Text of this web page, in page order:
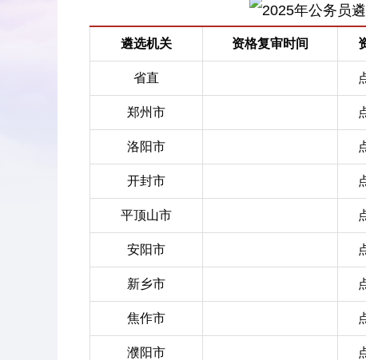
遴选机关 资格复审时间
省直
郑州市
洛阳市
开封市
平顶山市
安阳市
新乡市
焦作市
濮阳市